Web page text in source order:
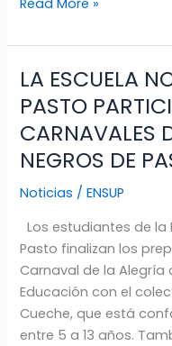
Read More »
LA ESCUELA
PASTO
CARNAVALES
NEGROS DE
Noticias /ENSUP
Los estudiantes de la
Pasto finalizan los
Carnaval de la Alegría
Educación con el
Cueche, que está
entre 5 a 13 años.
LA
ESCUELA
NORMAL
SUPERIOR
PASTO
PARTICIPARÁ
LOS
CARNAVALES
DE
BLANCOS
Y
NEGROS